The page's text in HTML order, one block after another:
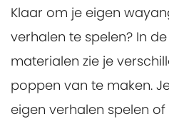
Klaar om je eigen
verhalen te spelen? In de
materialen zie je
poppen van te maken.
eigen verhalen spelen